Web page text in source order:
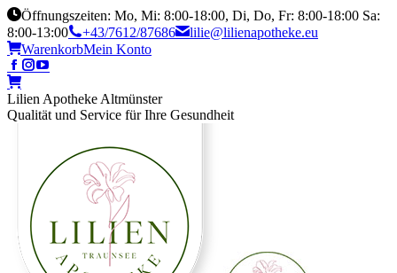
Öffnungszeiten: Mo, Mi: 8:00-18:00, Di, Do, Fr: 8:00-18:00 Sa:
8:00-13:00
+43/7612/87686
lilie@lilienapotheke.eu
WarenkorbMein Konto
Lilien Apotheke Altmünster
Qualität und Service für Ihre Gesundheit